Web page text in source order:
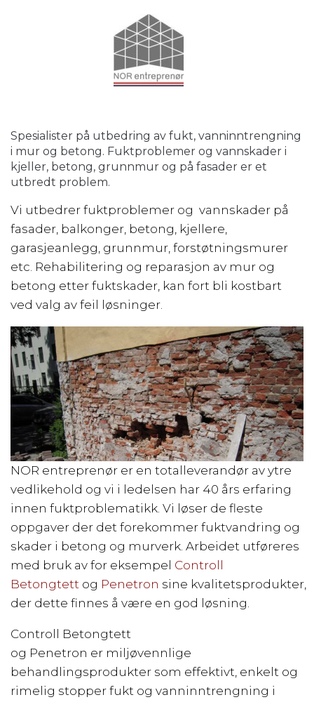
Spesialister på utbedring av fukt, vanninntrengning
i mur og betong. Fuktproblemer og vannskader i
kjeller, betong, grunnmur og på fasader er et
utbredt problem.
Vi utbedrer fuktproblemer og vannskader på
fasader, balkonger, betong, kjellere,
garasjeanlegg, grunnmur, forstøtningsmurer
etc. Rehabilitering og reparasjon av mur og
betong etter fuktskader, kan fort bli kostbart
ved valg av feil løsninger.
NOR entreprenør er en totalleverandør av ytre
vedlikehold og vi i ledelsen har 40 års erfaring
innen fuktproblematikk. Vi løser de fleste
oppgaver der det forekommer fuktvandring og
skader i betong og murverk. Arbeidet utføreres
med bruk av for eksempel Controll
Betongtett og Penetron sine kvalitetsprodukter,
der dette finnes å være en god løsning.
Controll Betongtett
og Penetron er miljøvennlige
behandlingsprodukter som effektivt, enkelt og
rimelig stopper fukt og vanninntrengning i